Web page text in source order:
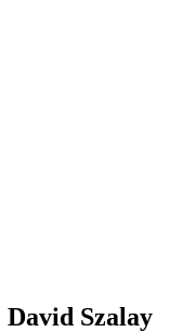
David Szalay